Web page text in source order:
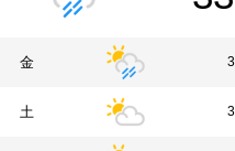
金
土